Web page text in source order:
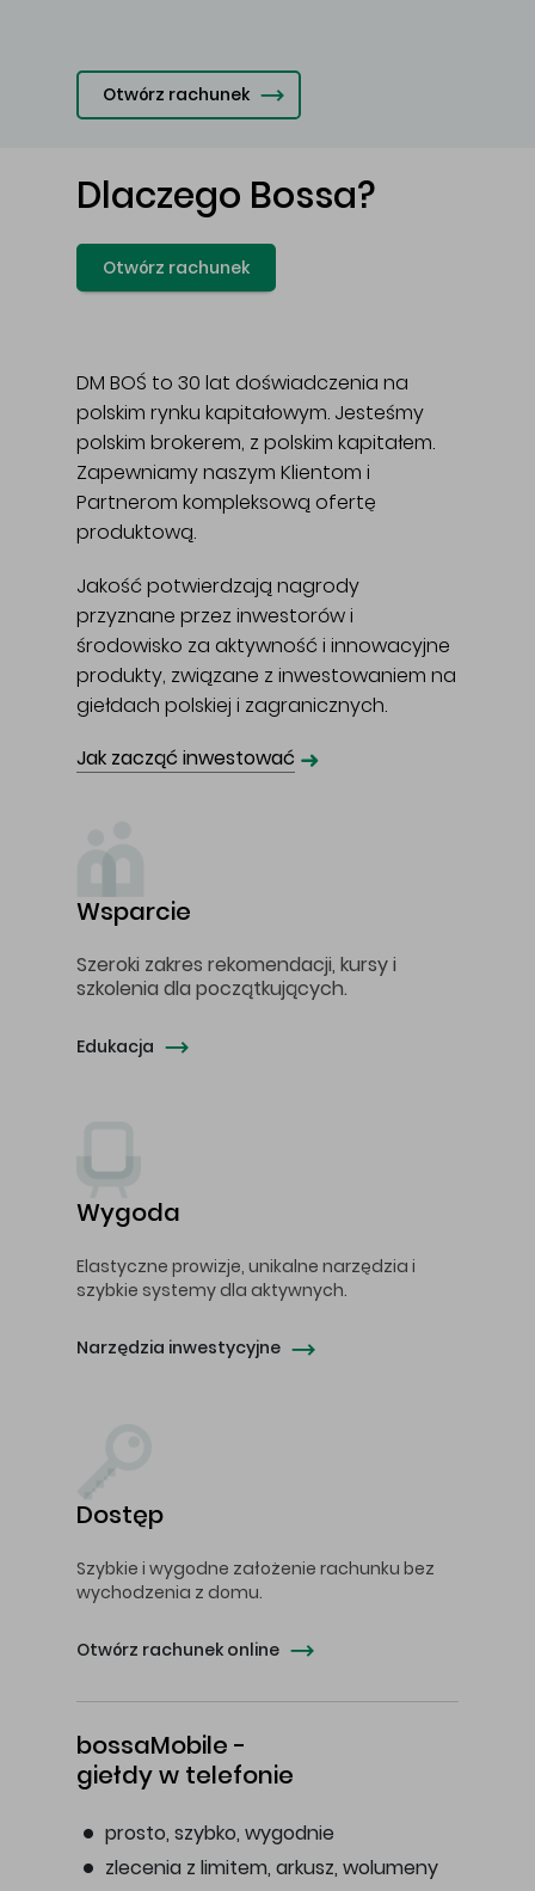
Otwórz rachunek
Dlaczego Bossa?
Otwórz rachunek
DM BOŚ to 30 lat doświadczenia na
polskim rynku kapitałowym. Jesteśmy
polskim brokerem, z polskim kapitałem.
Zapewniamy naszym Klientom i
Partnerom kompleksową ofertę
produktową.
Jakość potwierdzają nagrody
przyznane przez inwestorów i
środowisko za aktywność i innowacyjne
produkty, związane z inwestowaniem na
giełdach polskiej i zagranicznych.
Jak zacząć inwestować ➜
Wsparcie
Szeroki zakres rekomendacji, kursy i
szkolenia dla początkujących.
Edukacja
Wygoda
Elastyczne prowizje, unikalne narzędzia i
szybkie systemy dla aktywnych.
Narzędzia inwestycyjne
Dostęp
Szybkie i wygodne założenie rachunku bez
wychodzenia z domu.
Otwórz rachunek online
bossaMobile -
giełdy w telefonie
prosto, szybko, wygodnie
zlecenia z limitem, arkusz, wolumeny